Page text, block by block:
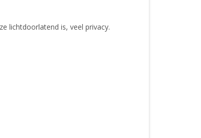
lichtdoorlatend is, veel privacy.